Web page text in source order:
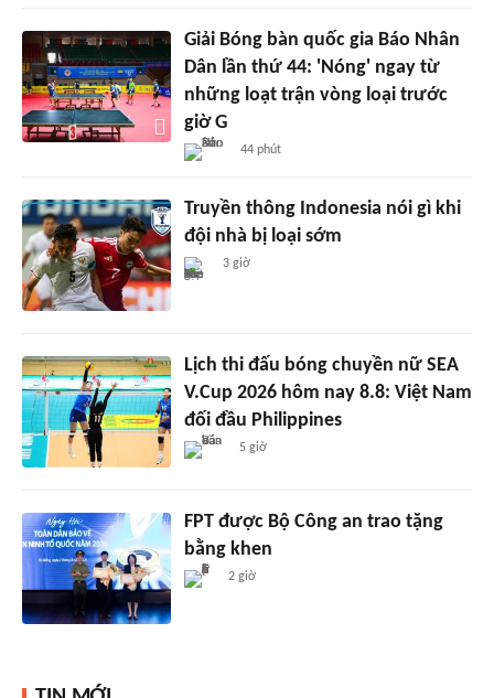
Giải Bóng bàn quốc gia Báo Nhân
Dân lần thứ 44: 'Nóng' ngay từ
những loạt trận vòng loại trước
giờ G
44 phút
Truyền thông Indonesia nói gì khi
đội nhà bị loại sớm
3 giờ
Lịch thi đấu bóng chuyền nữ SEA
V.Cup 2026 hôm nay 8.8: Việt Nam
đối đầu Philippines
5 giờ
FPT được Bộ Công an trao tặng
bằng khen
2 giờ